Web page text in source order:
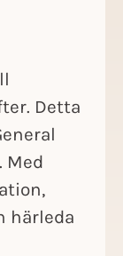
Detta
Med
härleda